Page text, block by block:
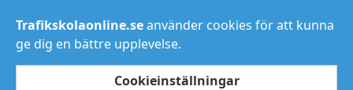
Trafikskolaonline.seanvänder cookies för att kunna
ge dig en bättre upplevelse.
Cookieinställningar